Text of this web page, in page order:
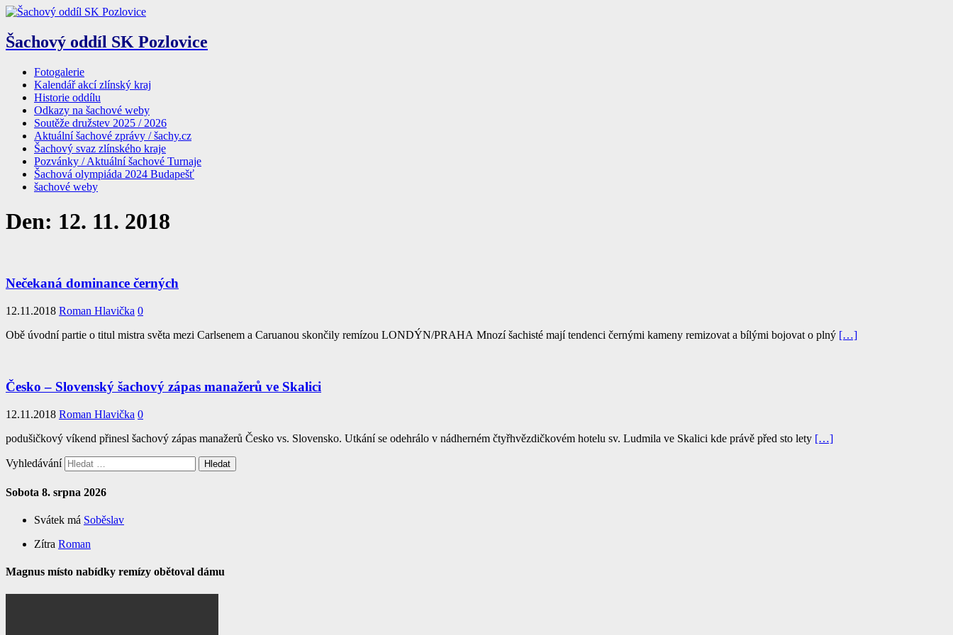
Šachový oddíl SK Pozlovice
Fotogalerie
Kalendář akcí zlínský kraj
Historie oddílu
Odkazy na šachové weby
Soutěže družstev 2025 / 2026
Aktuální šachové zprávy / šachy.cz
Šachový svaz zlínského kraje
Pozvánky / Aktuální šachové Turnaje
Šachová olympiáda 2024 Budapešť
šachové weby
Den: 12. 11. 2018
Nečekaná dominance černých
12.11.2018 Roman Hlavička 0
Obě úvodní partie o titul mistra světa mezi Carlsenem a Caruanou skončily remízou LONDÝN/PRAHA Mnozí šachisté mají tendenci černými kameny remizovat a bílými bojovat o plný […]
Česko – Slovenský šachový zápas manažerů ve Skalici
12.11.2018 Roman Hlavička 0
podušičkový víkend přinesl šachový zápas manažerů Česko vs. Slovensko. Utkání se odehrálo v nádherném čtyřhvězdičkovém hotelu sv. Ludmila ve Skalici kde právě před sto lety […]
Vyhledávání
Sobota 8. srpna 2026
Svátek má Soběslav
Zítra Roman
Magnus místo nabídky remízy obětoval dámu